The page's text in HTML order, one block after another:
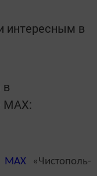
интересным в
в
MАХ:
MAX«Чистополь-